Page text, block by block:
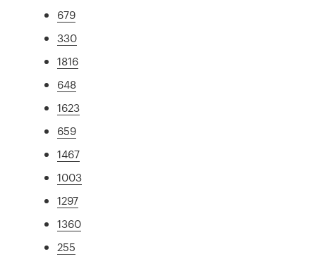
679
330
1816
648
1623
659
1467
1003
1297
1360
255